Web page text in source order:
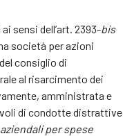
sensi dell’art. 2393-bis
società per azioni
consiglio di
al risarcimento dei
amministrata e
di condotte distrattive
per spese